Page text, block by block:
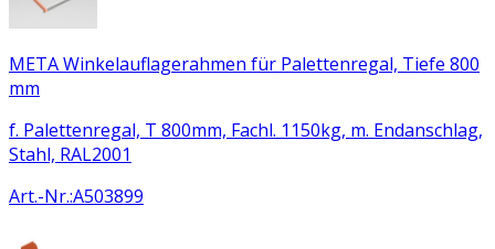
META Winkelauflagerahmen für Palettenregal, Tiefe 800
mm
f. Palettenregal, T 800mm, Fachl. 1150kg, m. Endanschlag,
Stahl, RAL2001
Art.-Nr.:A503899